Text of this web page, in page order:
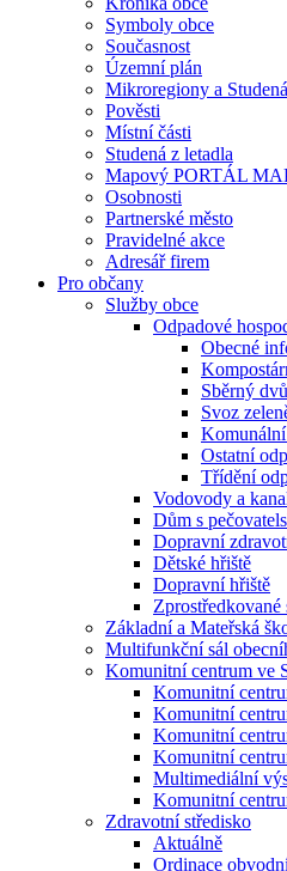
Symboly obce
Současnost
Územní plán
Mikroregiony a Studená
Pověsti
Místní části
Studená z letadla
Mapový PORTÁL
Osobnosti
Partnerské město
Pravidelné akce
Adresář firem
Pro občany
Služby obce
Odpadové
Obecné
Sběrný
Svoz
Ostatní
Třídění
Vodovody a
Dům s
Dopravní
Dětské hřiště
Dopravní hřiště
Zprostředkované
Základní a Mateřská
Multifunkční sál
Komunitní centrum ve
Komunitní
Komunitní
Komunitní
Komunitní
Multimediální
Komunitní
Zdravotní středisko
Aktuálně
Ordinace